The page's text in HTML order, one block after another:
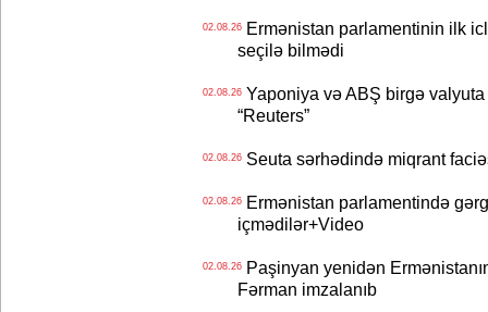
02.08.26Ermənistan parlamentinin ilk
seçilə bilmədi
02.08.26Yaponiya və ABŞ birgə valyuta
“Reuters”
02.08.26Seuta sərhədində miqrant
02.08.26Ermənistan parlamentində
içmədilər+Video
02.08.26Paşinyan yenidən
Fərman imzalanıb